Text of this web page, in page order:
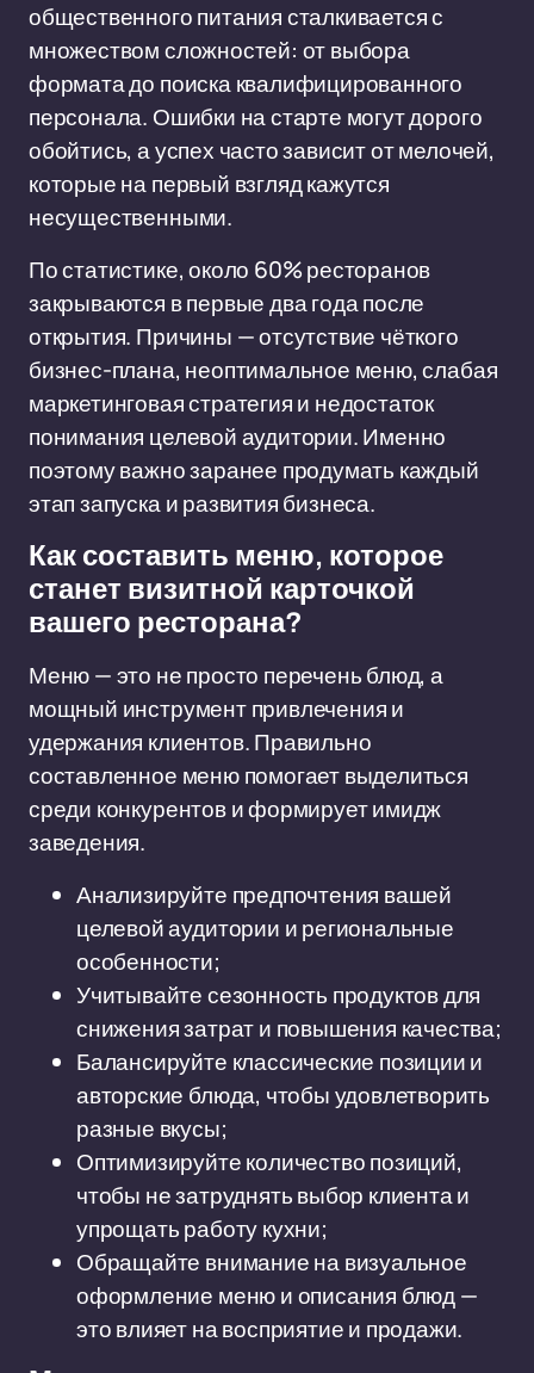
общественного питания сталкивается с
множеством сложностей: от выбора
формата до поиска квалифицированного
персонала. Ошибки на старте могут дорого
обойтись, а успех часто зависит от мелочей,
которые на первый взгляд кажутся
несущественными.
По статистике, около 60% ресторанов
закрываются в первые два года после
открытия. Причины — отсутствие чёткого
бизнес-плана, неоптимальное меню, слабая
маркетинговая стратегия и недостаток
понимания целевой аудитории. Именно
поэтому важно заранее продумать каждый
этап запуска и развития бизнеса.
Как составить меню, которое
станет визитной карточкой
вашего ресторана?
Меню — это не просто перечень блюд, а
мощный инструмент привлечения и
удержания клиентов. Правильно
составленное меню помогает выделиться
среди конкурентов и формирует имидж
заведения.
Анализируйте предпочтения вашей
целевой аудитории и региональные
особенности;
Учитывайте сезонность продуктов для
снижения затрат и повышения качества;
Балансируйте классические позиции и
авторские блюда, чтобы удовлетворить
разные вкусы;
Оптимизируйте количество позиций,
чтобы не затруднять выбор клиента и
упрощать работу кухни;
Обращайте внимание на визуальное
оформление меню и описания блюд —
это влияет на восприятие и продажи.